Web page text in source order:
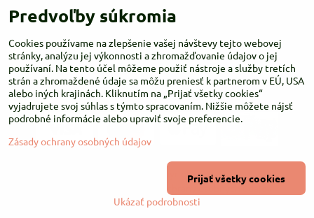
Administratívna budova PD Melčice
Otváracie hodiny:PO-ŠT 8:00 - 16:00
PIA-NE Zatvorené
Copyright
Zásady ochrany osobných údajov
Vytvorené pomocou:BiznisWeb.sk
Predvoľby súkromia
Cookies používame na zlepšenie vašej návštevy tejto webovej
stránky, analýzu jej výkonnosti a zhromažďovanie údajov o jej
používaní. Na tento účel môžeme použiť nástroje a služby tretích
strán a zhromaždené údaje sa môžu preniesť k partnerom v EÚ, USA
alebo iných krajinách. Kliknutím na „Prijať všetky cookies“
vyjadrujete svoj súhlas s týmto spracovaním. Nižšie môžete nájsť
podrobné informácie alebo upraviť svoje preferencie.
Zásady ochrany osobných údajov
Ukázať podrobnosti
Prijať všetky cookies